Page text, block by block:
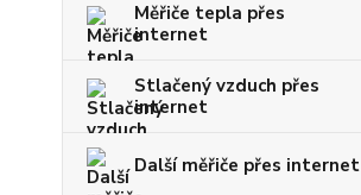
Měřiče tepla přes
internet
Stlačený vzduch přes
internet
Další měřiče přes internet